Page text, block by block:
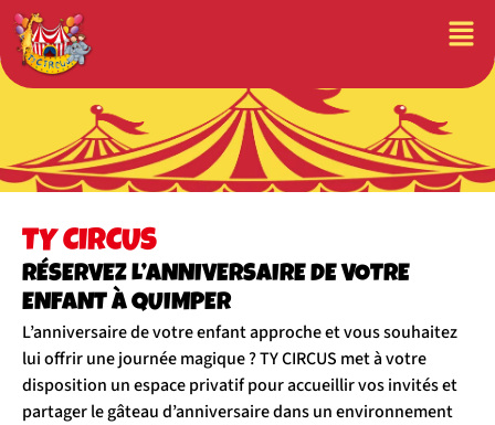
TY CIRCUS
RÉSERVEZ L’ANNIVERSAIRE DE VOTRE
ENFANT À QUIMPER
L’anniversaire de votre enfant approche et vous souhaitez
lui offrir une journée magique ? TY CIRCUS met à votre
disposition un espace privatif pour accueillir vos invités et
partager le gâteau d’anniversaire dans un environnement